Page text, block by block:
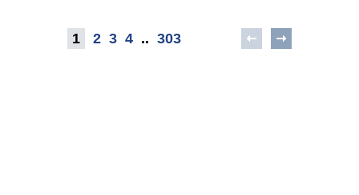
1 2 3 4 .. 303